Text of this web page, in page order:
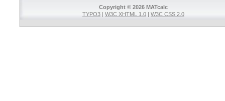
Copyright © 2026 MATcalc
TYPO3 | W3C XHTML 1.0 | W3C CSS 2.0